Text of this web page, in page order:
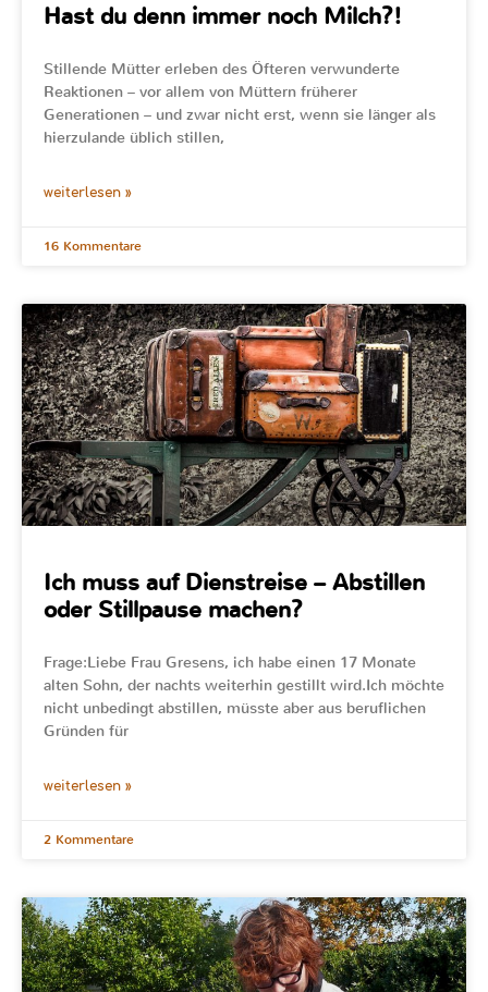
Hast du denn immer noch Milch?!
Stillende Mütter erleben des Öfteren verwunderte
Reaktionen – vor allem von Müttern früherer
Generationen – und zwar nicht erst, wenn sie länger als
hierzulande üblich stillen,
weiterlesen »
16 Kommentare
Ich muss auf Dienstreise – Abstillen
oder Stillpause machen?
Frage:Liebe Frau Gresens, ich habe einen 17 Monate
alten Sohn, der nachts weiterhin gestillt wird.Ich möchte
nicht unbedingt abstillen, müsste aber aus beruflichen
Gründen für
weiterlesen »
2 Kommentare